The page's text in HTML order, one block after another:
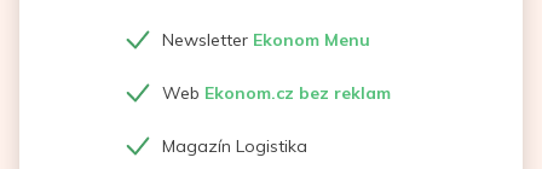
Newsletter Ekonom Menu
Web Ekonom.cz bez reklam
Magazín Logistika